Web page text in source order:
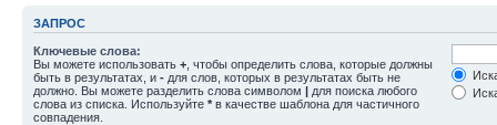
ЗАПРОС
Ключевые слова:
Вы можете использовать + , чтобы определить слова, которые должны
быть в результатах, и - для слов, которых в результатах быть не
должно. Вы можете разделить слова символом | для поиска любого
слова из списка. Используйте * в качестве шаблона для частичного
совпадения.